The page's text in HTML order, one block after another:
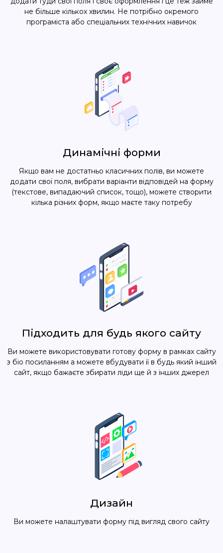
не більше кількох хвилин. Не потрібно окремого
програміста або спеціальних технічних навичок
Динамічні форми
Якщо вам не достатньо класичних полів, ви можете
додати свої поля, вибрати варіанти відповідей на форму
(текстове, випадаючий список, тощо), можете створити
кілька різних форм, якщо маєте таку потребу
Підходить для будь якого сайту
Ви можете використовувати готову форму в рамках сайту
з біо посиланням а можете вбудувати її в будь який інший
сайт, якщо бажаєте збирати ліди ще й з інших джерел
Дизайн
Ви можете налаштувати форму під вигляд свого сайту